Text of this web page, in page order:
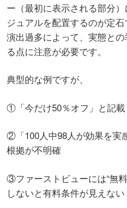
ー（最初に表示される部分
ジュアルを配置するのが定
演出過多によって、実態と
る点に注意が必要です。
典型的な例ですが、
①「今だけ50％オフ」と記
②「100人中98人が効果を実
根拠が不明確
③ファーストビューには“無
しないと有料条件が見えない